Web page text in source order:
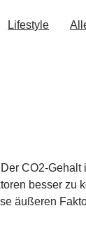
Lifestyle
CO2-Gehalt
besser zu
äußeren